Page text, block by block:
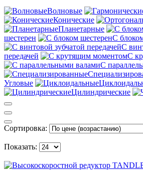
Волновые
Конические
Планетарные
шестерен
С
С
передачей
С
С
Угловые
Цилиндрические
Сортировка:
Показать: